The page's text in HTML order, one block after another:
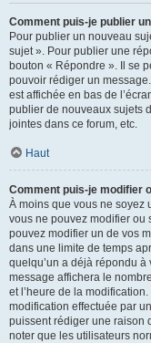
Comment puis-je publier
Pour publier un nouveau
sujet ». Pour publier une
bouton « Répondre ». Il se
pouvoir rédiger un
est affichée en bas de
publier de nouveaux sujets
jointes dans ce forum, etc.
Haut
Comment puis-je modifier
À moins que vous ne soyez
vous ne pouvez modifier ou
pouvez modifier un de vos
dans une limite de temps
quelqu’un a déjà répondu
message affichera le
et l’heure de la modification.
modification effectuée par
puissent rédiger une raison
noter que les utilisateurs